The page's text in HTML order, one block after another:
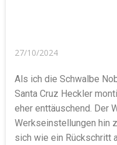
27/10/2024
Als ich die Schwalbe
Santa Cruz Heckler
eher enttäuschend. Der
Werkseinstellungen hin
sich wie ein Rückschritt